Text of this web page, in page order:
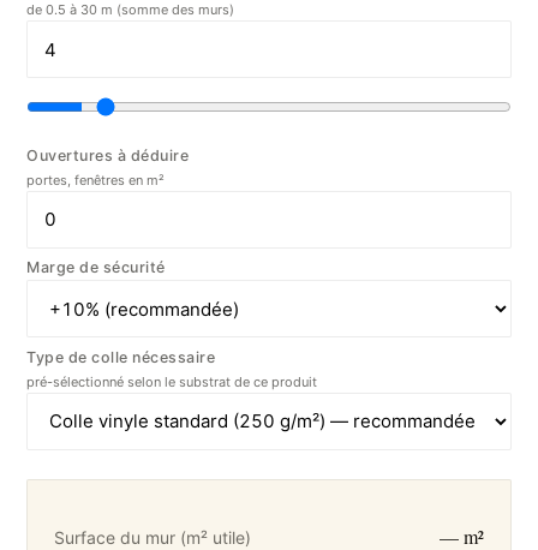
de 0.5 à 30 m (somme des murs)
Ouvertures à déduire
portes, fenêtres en m²
Marge de sécurité
Type de colle nécessaire
pré-sélectionné selon le substrat de ce produit
Surface du mur (m² utile) — m²